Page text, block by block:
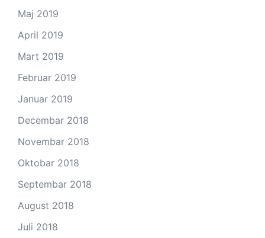
Maj 2019
April 2019
Mart 2019
Februar 2019
Januar 2019
Decembar 2018
Novembar 2018
Oktobar 2018
Septembar 2018
August 2018
Juli 2018